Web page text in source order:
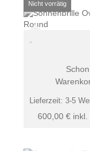
600,00 € inkl.
Lieferzeit: 3-5